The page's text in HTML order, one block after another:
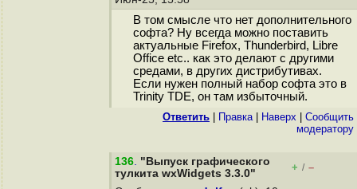
В том смысле что нет дополнительного
софта? Ну всегда можно поставить
актуальные Firefox, Thunderbird, Libre
Office etc.. как это делают с другими
средами, в других дистрибутивах.
Если нужен полный набор софта это в
Trinity TDE, он там избыточный.
Ответить Правка| Наверх
Cообщить
модератору
136. "Выпуск графического
тулкита wxWidgets 3.3.0"
+ / –